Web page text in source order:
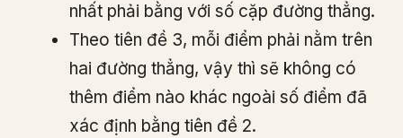
nhất phải bằng với số cặp đường thẳng.
Theo tiên đề 3, mỗi điểm phải nằm trên
hai đường thẳng, vậy thì sẽ không có
thêm điểm nào khác ngoài số điểm đã
xác định bằng tiên đề 2.